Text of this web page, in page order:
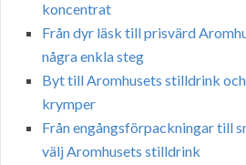
koncentrat
Från dyr läsk till prisvärd
några enkla steg
Byt till Aromhusets stilldrink
krymper
Från engångsförpackningar till
välj Aromhusets stilldrink